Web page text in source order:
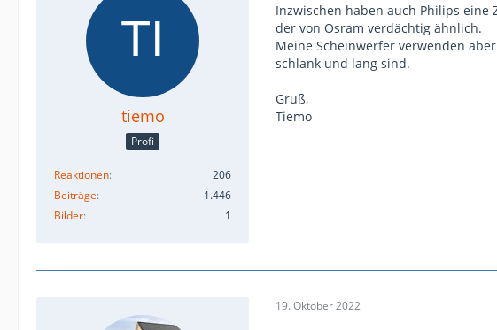
tiemo
Profi
Reaktionen
206
Beiträge
1.446
Bilder
1
Inzwischen haben auch Philips eine
der von Osram verdächtig ähnlich.
Meine Scheinwerfer verwenden
schlank und lang sind.
Gruß,
Tiemo
19. Oktober 2022